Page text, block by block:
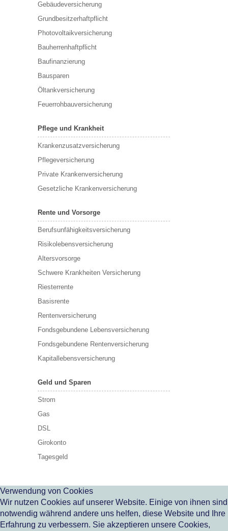
Gebäudeversicherung
Grundbesitzerhaftpflicht
Photovoltaikversicherung
Bauherrenhaftpflicht
Baufinanzierung
Bausparen
Öltankversicherung
Feuerrohbauversicherung
Pflege und Krankheit
Krankenzusatzversicherung
Pflegeversicherung
Private Krankenversicherung
Gesetzliche Krankenversicherung
Rente und Vorsorge
Berufs­unfähigkeitsversicherung
Risikolebensversicherung
Altersvorsorge
Schwere Krankheiten Versicherung
Riesterrente
Basisrente
Rentenversicherung
Fondsgebundene Lebensversicherung
Fondsgebundene Rentenversicherung
Kapitallebensversicherung
Geld und Sparen
Strom
Gas
DSL
Girokonto
Tagesgeld
Verwendung von Cookies
Wir nutzen Cookies auf unserer Website. Einige von ihnen sind
notwendig während andere uns helfen, diese Website und Ihre
Erfahrung zu verbessern. Sie akzeptieren unsere Cookies,